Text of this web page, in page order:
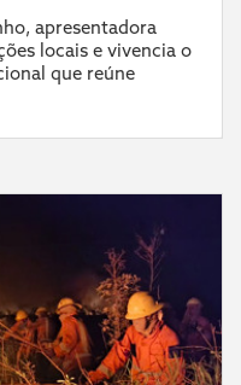
apresentadora
locais e vivencia o
que reúne